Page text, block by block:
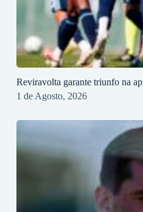
Reviravolta garante triunfo na
1 de Agosto, 2026